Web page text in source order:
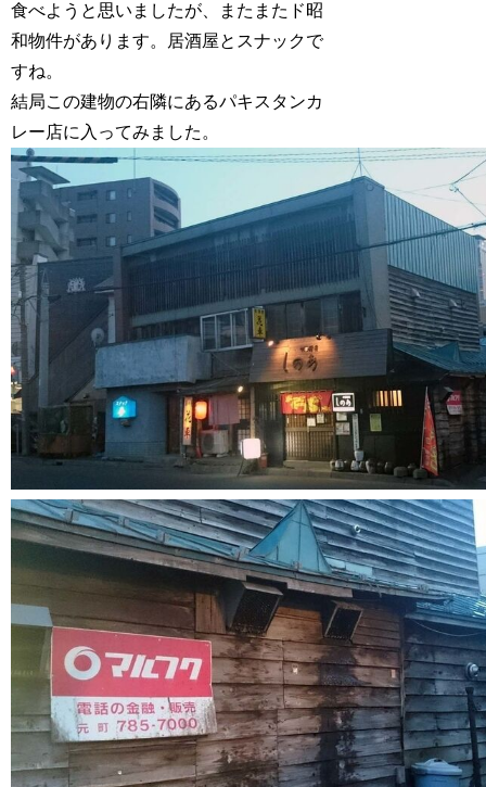
食べようと思いましたが、またまたド昭
和物件があります。居酒屋とスナックで
すね。
結局この建物の右隣にあるパキスタンカ
レー店に入ってみました。